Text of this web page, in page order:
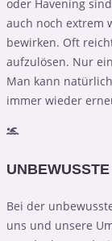
oder Havening
auch noch extrem
bewirken. Oft
aufzulösen. Nur
Man kann
immer wieder
Bei der
uns und unsere